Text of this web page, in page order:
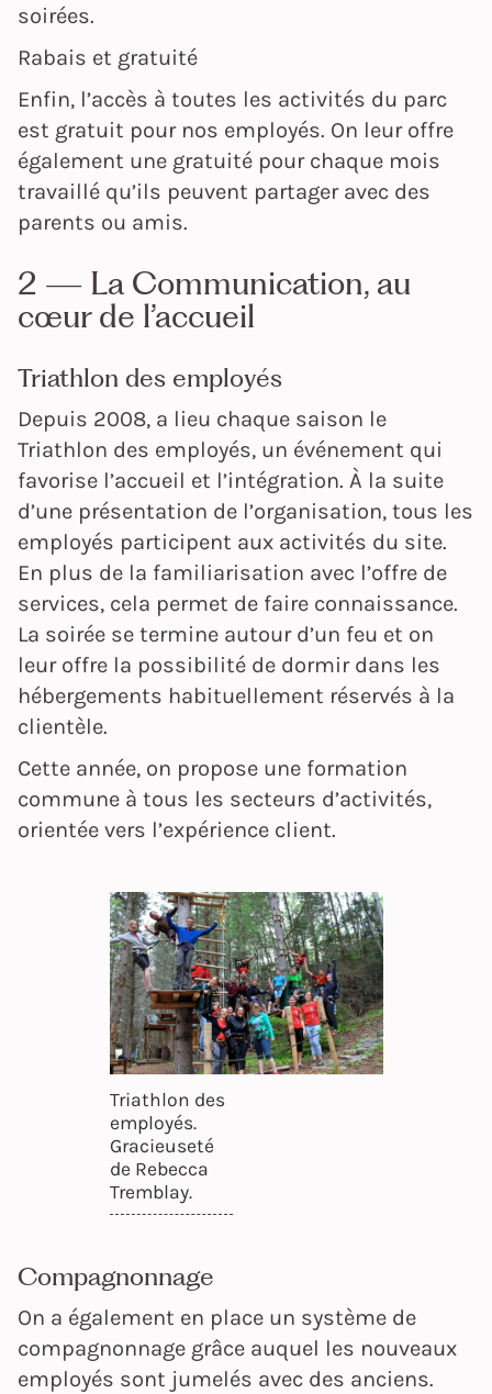
soirées.
Rabais et gratuité
Enfin, l’accès à toutes les activités du parc
est gratuit pour nos employés. On leur offre
également une gratuité pour chaque mois
travaillé qu’ils peuvent partager avec des
parents ou amis.
2 — La Communication, au
cœur de l’accueil
Triathlon des employés
Depuis 2008, a lieu chaque saison le
Triathlon des employés, un événement qui
favorise l’accueil et l’intégration. À la suite
d’une présentation de l’organisation, tous les
employés participent aux activités du site.
En plus de la familiarisation avec l’offre de
services, cela permet de faire connaissance.
La soirée se termine autour d’un feu et on
leur offre la possibilité de dormir dans les
hébergements habituellement réservés à la
clientèle.
Cette année, on propose une formation
commune à tous les secteurs d’activités,
orientée vers l’expérience client.
Triathlon des
employés.
Gracieuseté
de Rebecca
Tremblay.
Compagnonnage
On a également en place un système de
compagnonnage grâce auquel les nouveaux
employés sont jumelés avec des anciens.